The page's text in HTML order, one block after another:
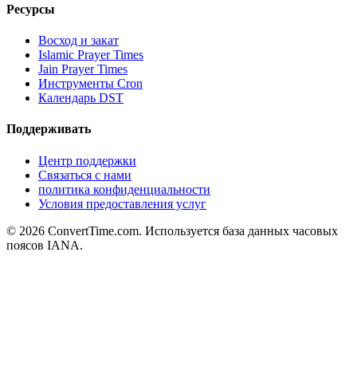
Ресурсы
Восход и закат
Islamic Prayer Times
Jain Prayer Times
Инструменты Cron
Календарь DST
Поддерживать
Центр поддержки
Связаться с нами
политика конфиденциальности
Условия предоставления услуг
© 2026 ConvertTime.com. Используется база данных часовых
поясов IANA.